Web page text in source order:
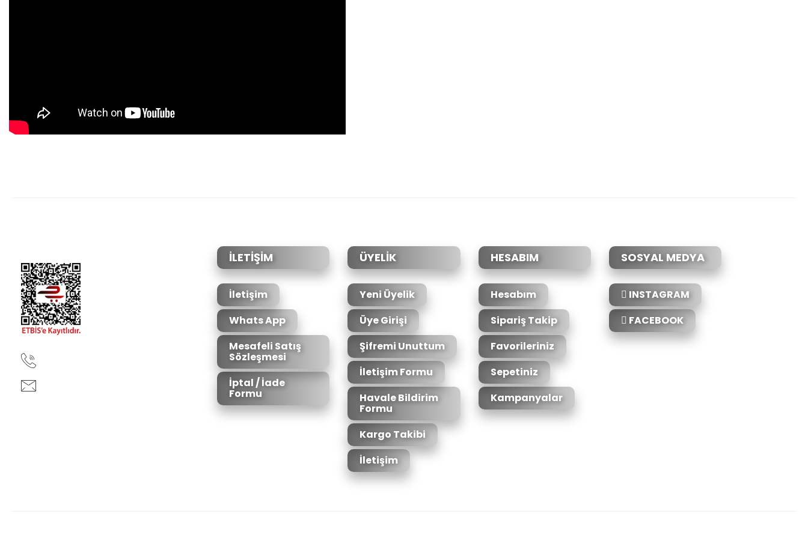
Ürün fiyatı diğer sitelerden daha pahalı.
Bu ürüne benzer farklı alternatifler olmalı.
İLETİŞİM
İletişim
Whats App
Mesafeli Satış
Sözleşmesi
İptal / İade
Formu
ÜYELİK
Yeni Üyelik
Üye Girişi
Şifremi Unuttum
İletişim Formu
Havale Bildirim
Formu
Kargo Takibi
İletişim
HESABIM
Hesabım
Sipariş Takip
Favorileriniz
Sepetiniz
Kampanyalar
SOSYAL MEDYA
INSTAGRAM
FACEBOOK